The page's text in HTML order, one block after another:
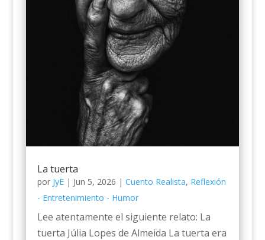
La tuerta
por JyE| Jun 5, 2026 | Cuento Realista, Reflexión
- Entretenimiento - Humor
Lee atentamente el siguiente relato: La
tuerta Júlia Lopes de Almeida La tuerta era